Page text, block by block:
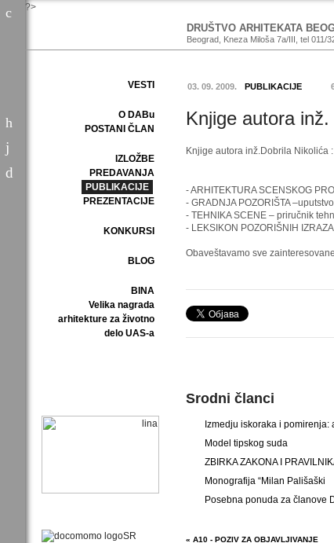
?>
DRUŠTVO ARHITEKATA
Beograd, Kneza Miloša 7a/III, tel 011/
03. 09. 2009. PUBLIKACIJE
Knjige autora
Knjige autora inž.Dobrila Nikolića :
- ARHITEKTURA SCENSKOG
- GRADNJA POZORIŠTA
- TEHNIKA SCENE – priručnik
- LEKSIKON POZORIŠNIH
Obaveštavamo sve
Srodni članci
Izmedju iskoraka i
Model tipskog suda
ZBIRKA ZAKONA I
Monografija “Milan Pališaški
Posebna ponuda za članove
« A10 - POZIV ZA OBJAVLJIVANJE
VESTI
O DABu
POSTANI ČLAN
IZLOŽBE
PREDAVANJA
PUBLIKACIJE
PREZENTACIJE
KONKURSI
BLOG
BINA
Velika nagrada
arhitekture za životno
delo UAS-a